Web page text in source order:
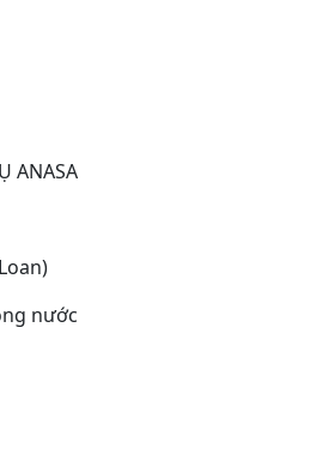
ANASA
nước